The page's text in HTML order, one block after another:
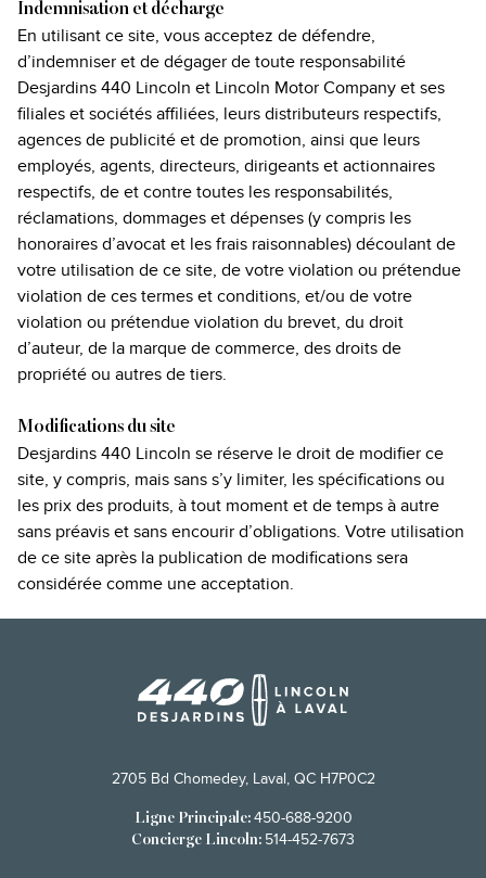
Indemnisation et décharge
En utilisant ce site, vous acceptez de défendre,
d’indemniser et de dégager de toute responsabilité
Desjardins 440 Lincoln et Lincoln Motor Company et ses
filiales et sociétés affiliées, leurs distributeurs respectifs,
agences de publicité et de promotion, ainsi que leurs
employés, agents, directeurs, dirigeants et actionnaires
respectifs, de et contre toutes les responsabilités,
réclamations, dommages et dépenses (y compris les
honoraires d’avocat et les frais raisonnables) découlant de
votre utilisation de ce site, de votre violation ou prétendue
violation de ces termes et conditions, et/ou de votre
violation ou prétendue violation du brevet, du droit
d’auteur, de la marque de commerce, des droits de
propriété ou autres de tiers.
Modifications du site
Desjardins 440 Lincoln se réserve le droit de modifier ce
site, y compris, mais sans s’y limiter, les spécifications ou
les prix des produits, à tout moment et de temps à autre
sans préavis et sans encourir d’obligations. Votre utilisation
de ce site après la publication de modifications sera
considérée comme une acceptation.
2705 Bd Chomedey, Laval, QC H7P0C2
Ligne Principale: 450-688-9200
Concierge Lincoln: 514-452-7673